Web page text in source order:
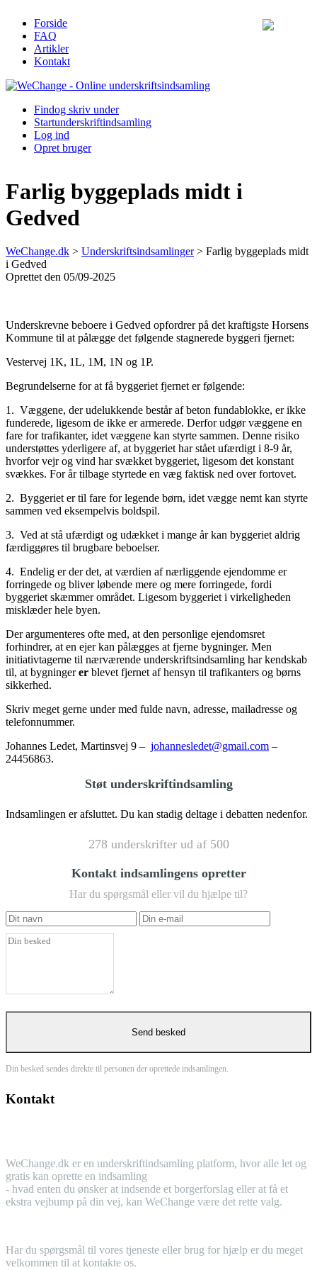
Forside
FAQ
Artikler
Kontakt
Findog skriv under
Startunderskriftindsamling
Log ind
Opret bruger
Farlig byggeplads midt i
Gedved
WeChange.dk > Underskriftsindsamlinger > Farlig byggeplads midt
i Gedved
Oprettet den 05/09-2025
Underskrevne beboere i Gedved opfordrer på det kraftigste Horsens
Kommune til at pålægge det følgende stagnerede byggeri fjernet:
Vestervej 1K, 1L, 1M, 1N og 1P.
Begrundelserne for at få byggeriet fjernet er følgende:
1. Væggene, der udelukkende består af beton fundablokke, er ikke
funderede, ligesom de ikke er armerede. Derfor udgør væggene en
fare for trafikanter, idet væggene kan styrte sammen. Denne risiko
understøttes yderligere af, at byggeriet har stået ufærdigt i 8-9 år,
hvorfor vejr og vind har svækket byggeriet, ligesom det konstant
svækkes. For år tilbage styrtede en væg faktisk ned over fortovet.
2. Byggeriet er til fare for legende børn, idet vægge nemt kan styrte
sammen ved eksempelvis boldspil.
3. Ved at stå ufærdigt og udækket i mange år kan byggeriet aldrig
færdiggøres til brugbare beboelser.
4. Endelig er der det, at værdien af nærliggende ejendomme er
forringede og bliver løbende mere og mere forringede, fordi
byggeriet skæmmer området. Ligesom byggeriet i virkeligheden
misklæder hele byen.
Der argumenteres ofte med, at den personlige ejendomsret
forhindrer, at en ejer kan pålægges at fjerne bygninger. Men
initiativtagerne til nærværende underskriftsindsamling har kendskab
til, at bygningerer blevet fjernet af hensyn til trafikanters og børns
sikkerhed.
Skriv meget gerne under med fulde navn, adresse, mailadresse og
telefonnummer.
Johannes Ledet, Martinsvej 9 – johannesledet@gmail.com –
24456863.
Støt underskriftindsamling
Indsamlingen er afsluttet. Du kan stadig deltage i debatten nedenfor.
278 underskrifter ud af 500
Kontakt indsamlingens opretter
Har du spørgsmål eller vil du hjælpe til?
Din besked sendes direkte til personen der oprettede indsamlingen.
Kontakt
WeChange.dk er en underskriftindsamling platform, hvor alle let og
gratis kan oprette en indsamling
- hvad enten du ønsker at indsende et borgerforslag eller at få et
ekstra vejbump på din vej, kan WeChange være det rette valg.
Har du spørgsmål til vores tjeneste eller brug for hjælp er du meget
velkommen til at kontakte os.